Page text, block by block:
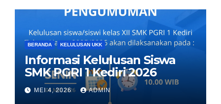
BERANDA KELULUSAN UKK
Informasi Kelulusan Siswa
SMK PGRI 1 Kediri 2026
MEI 4, 2026 ADMIN